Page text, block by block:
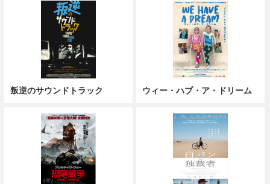
叛逆のサウンドトラック ウィー・ハブ・ア・ドリーム